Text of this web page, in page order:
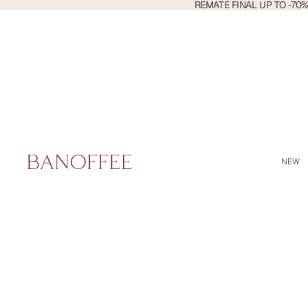
REMATE FINAL UP TO -
REMATE
FINAL
NEW